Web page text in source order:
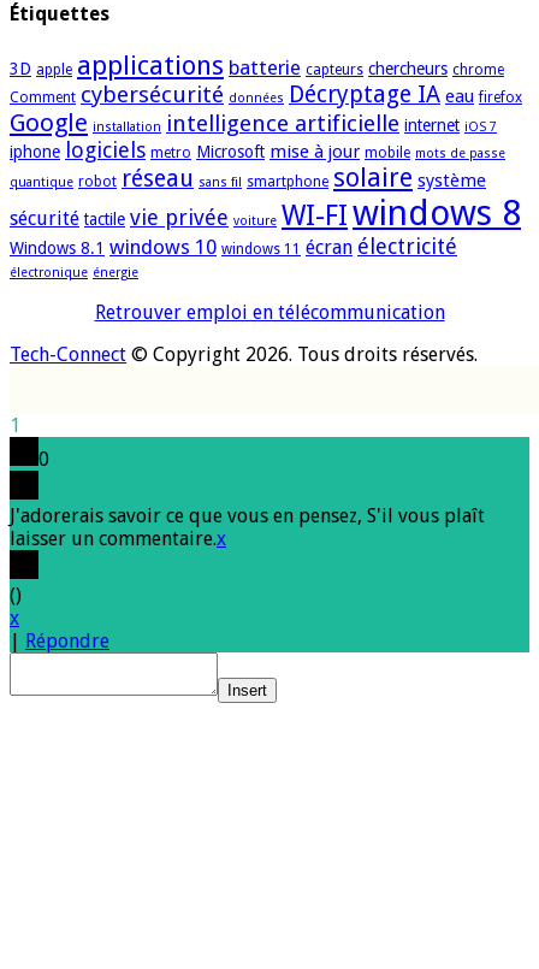
Étiquettes
3D apple applications batterie capteurs chercheurs chrome
Comment cybersécurité données Décryptage IA eau firefox
Google installation intelligence artificielle internet iOS 7
iphone logiciels metro Microsoft mise à jour mobile mots de passe
quantique robot réseau sans fil smartphone solaire système
sécurité tactile vie privée voiture WI-FIwindows 8
Windows 8.1 windows 10 windows 11 écran électricité
électronique énergie
Retrouver emploi en télécommunication
Tech-Connect © Copyright 2026. Tous droits réservés.
1
0
J'adorerais savoir ce que vous en pensez, S'il vous plaît
laisser un commentaire.x
()
x
| Répondre
Insert